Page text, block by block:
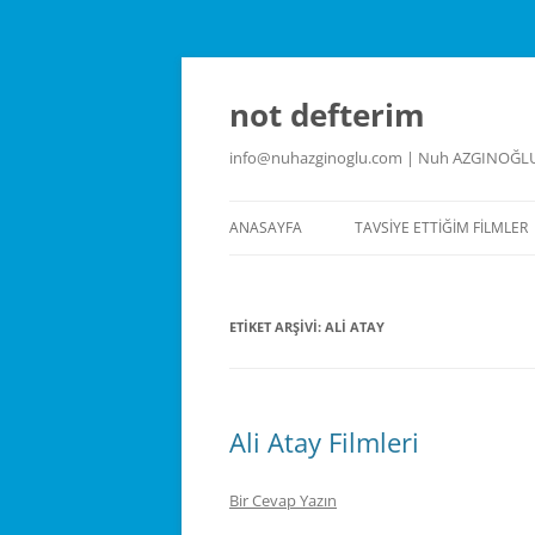
İçeriğe
not defterim
info@nuhazginoglu.com | Nuh
ANASAYFA TAVSIYE ETTIĞIM FILMLER
ETIKET ARŞIVI: ALI ATAY
Ali Atay Filmleri
Bir Cevap Yazın